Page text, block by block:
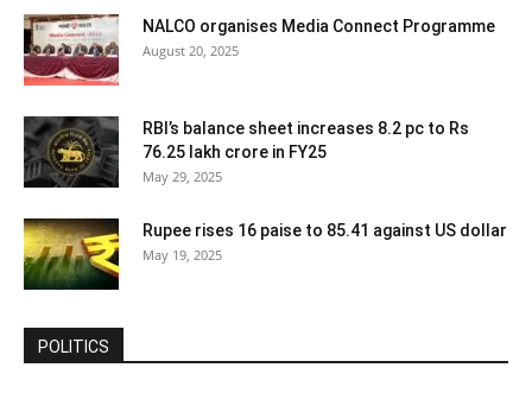
NALCO organises Media Connect Programme
August 20, 2025
RBI’s balance sheet increases 8.2 pc to Rs
76.25 lakh crore in FY25
May 29, 2025
Rupee rises 16 paise to 85.41 against US dollar
May 19, 2025
POLITICS